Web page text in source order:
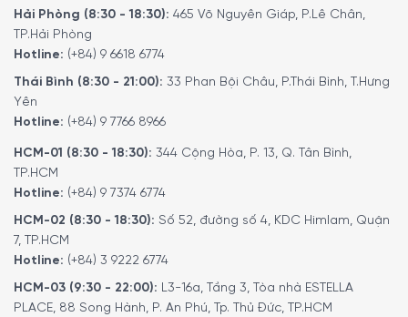
Hải Phòng (8:30 - 18:30): 465 Võ Nguyên Giáp, P.Lê Chân,
TP.Hải Phòng
Hotline: (+84) 9 6618 6774
Thái Bình (8:30 - 21:00): 33 Phan Bội Châu, P.Thái Bình, T.Hưng
Yên
Hotline: (+84) 9 7766 8966
HCM-01 (8:30 - 18:30): 344 Cộng Hòa, P. 13, Q. Tân Bình,
TP.HCM
Hotline: (+84) 9 7374 6774
HCM-02 (8:30 - 18:30): Số 52, đường số 4, KDC Himlam, Quận
7, TP.HCM
Hotline: (+84) 3 9222 6774
HCM-03 (9:30 - 22:00): L3-16a, Tầng 3, Tòa nhà ESTELLA
PLACE, 88 Song Hành, P. An Phú, Tp. Thủ Đức, TP.HCM